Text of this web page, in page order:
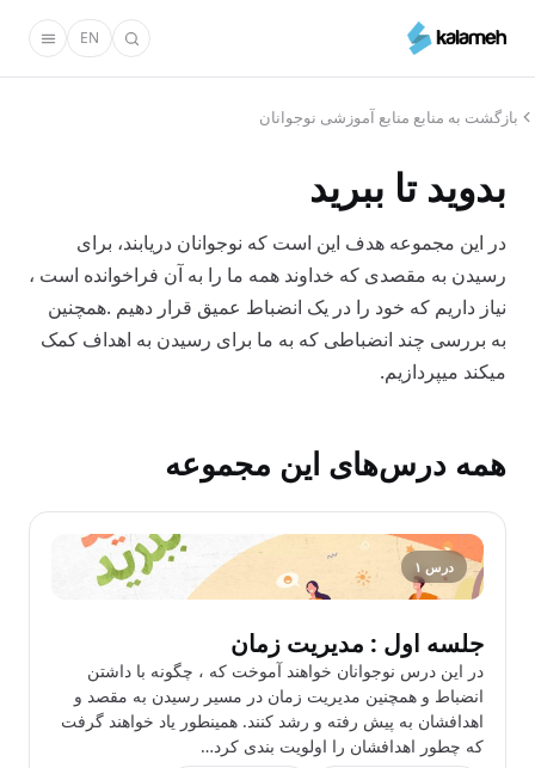
محتوای
EN
بازگشت به منابع منابع آموزشی نوجوانان
بدوید تا ببرید
در این مجموعه هدف این است که نوجوانان دریابند، برای
رسیدن به مقصدی که خداوند همه ما را به آن فراخوانده است ،
نیاز داریم که خود را در یک انضباط عمیق قرار دهیم .همچنین
به بررسی چند انضباطی که به ما برای رسیدن به اهداف کمک
میکند میپردازیم.
همه درس‌های این مجموعه
درس ۱
جلسه اول : مدیریت زمان
در این درس نوجوانان خواهند آموخت که ، چگونه با داشتن
انضباط و همچنین مدیریت زمان در مسیر رسیدن به مقصد و
اهدافشان به پیش رفته و رشد کنند. همینطور یاد خواهند گرفت
که چطور اهدافشان را اولویت بندی کرد…